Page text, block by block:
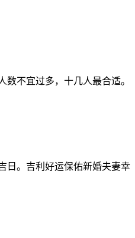
不宜过多，十几人最合适。
日。吉利好运保佑新婚夫妻幸